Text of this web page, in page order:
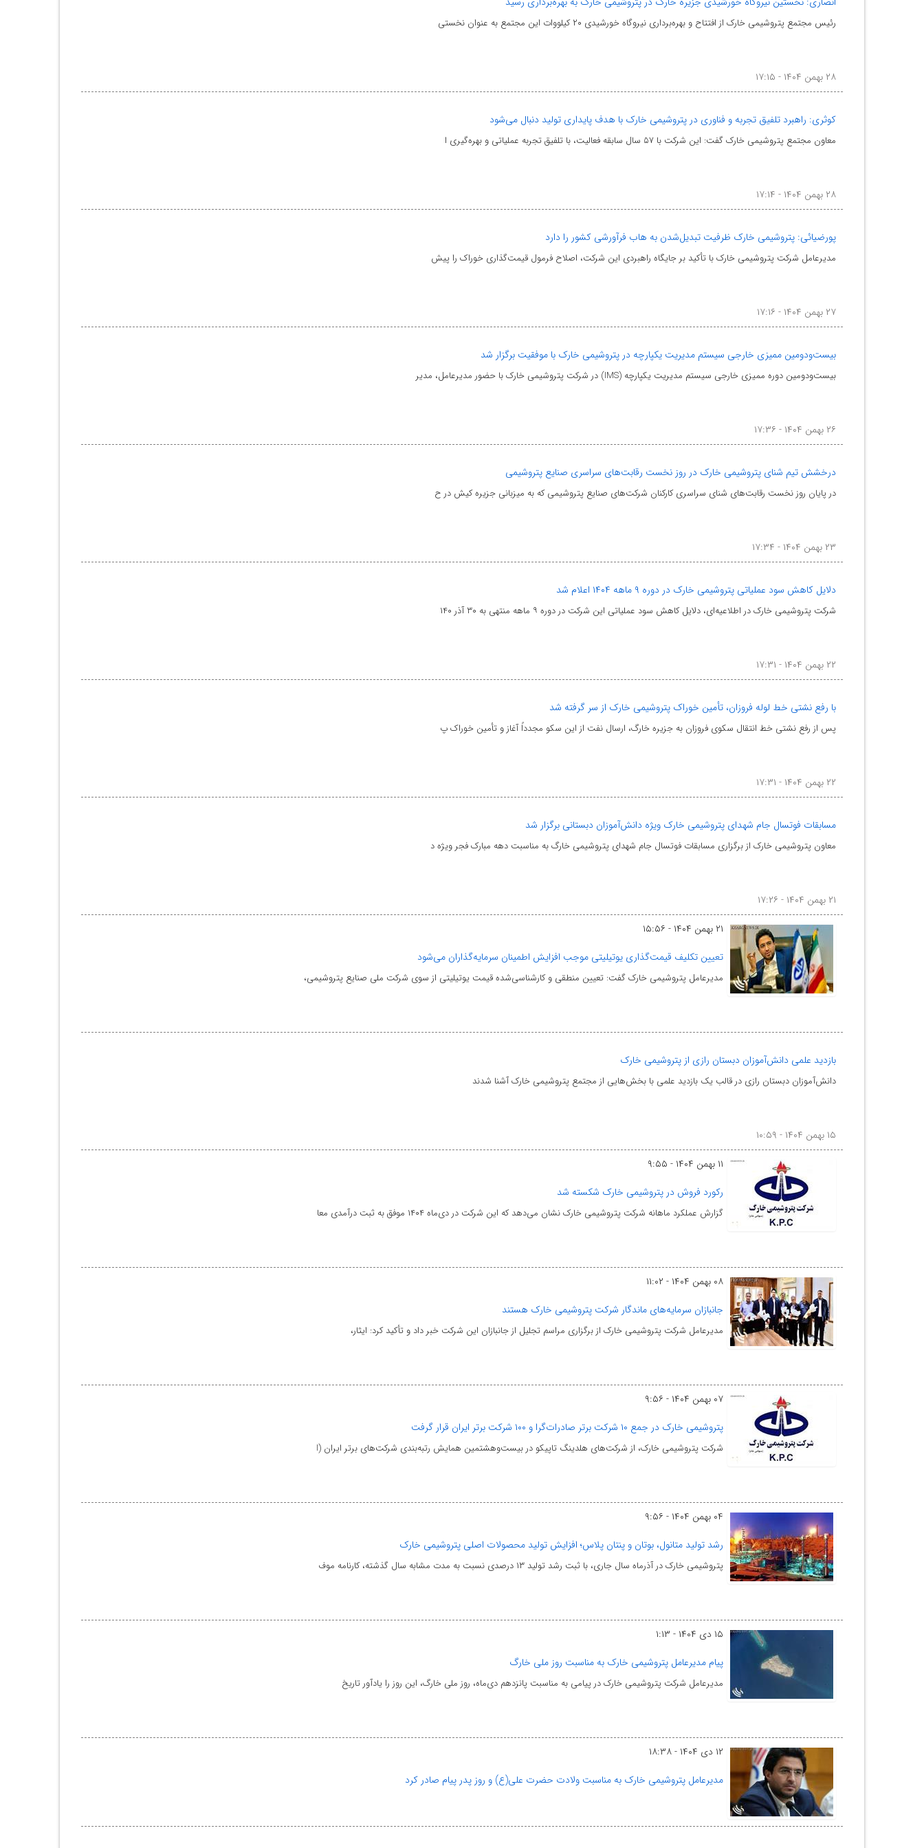
رئیس مجتمع پتروشیمی خارک از افتتاح و بهره‌برداری نیروگاه خورشیدی ۲۰ کیلووات این مجتمع به عنوان نخستی
۲۸ بهمن ۱۴۰۴ - ۱۷:۱۵
کوثری: راهبرد تلفیق تجربه و فناوری در پتروشیمی خارک با هدف پایداری تولید دنبال می‌شود
معاون مجتمع پتروشیمی خارک گفت: این شرکت با ۵۷ سال سابقه فعالیت، با تلفیق تجربه عملیاتی و بهره‌گیری ا
۲۸ بهمن ۱۴۰۴ - ۱۷:۱۴
پورضیائی: پتروشیمی خارک ظرفیت تبدیل‌شدن به هاب فرآورشی کشور را دارد
مدیرعامل شرکت پتروشیمی خارک با تأکید بر جایگاه راهبردی این شرکت، اصلاح فرمول قیمت‌گذاری خوراک را پیش
۲۷ بهمن ۱۴۰۴ - ۱۷:۱۶
بیست‌ودومین ممیزی خارجی سیستم مدیریت یکپارچه در پتروشیمی خارک با موفقیت برگزار شد
بیست‌ودومین دوره ممیزی خارجی سیستم مدیریت یکپارچه (IMS) در شرکت پتروشیمی خارک با حضور مدیرعامل، مدیر
۲۶ بهمن ۱۴۰۴ - ۱۷:۳۶
درخشش تیم شنای پتروشیمی خارک در روز نخست رقابت‌های سراسری صنایع پتروشیمی
در پایان روز نخست رقابت‌های شنای سراسری کارکنان شرکت‌های صنایع پتروشیمی که به میزبانی جزیره کیش در ح
۲۳ بهمن ۱۴۰۴ - ۱۷:۳۴
دلایل کاهش سود عملیاتی پتروشیمی خارک در دوره ۹ ماهه ۱۴۰۴ اعلام شد
شرکت پتروشیمی خارک در اطلاعیه‌ای، دلایل کاهش سود عملیاتی این شرکت در دوره ۹ ماهه منتهی به ۳۰ آذر ۱۴۰
۲۲ بهمن ۱۴۰۴ - ۱۷:۳۱
با رفع نشتی خط لوله فروزان، تأمین خوراک پتروشیمی خارک از سر گرفته شد
پس از رفع نشتی خط انتقال سکوی فروزان به جزیره خارگ، ارسال نفت از این سکو مجدداً آغاز و تأمین خوراک پ
۲۲ بهمن ۱۴۰۴ - ۱۷:۳۱
مسابقات فوتسال جام شهدای پتروشیمی خارک ویژه دانش‌آموزان دبستانی برگزار شد
معاون پتروشیمی خارک از برگزاری مسابقات فوتسال جام شهدای پتروشیمی خارگ به مناسبت دهه مبارک فجر ویژه د
۲۱ بهمن ۱۴۰۴ - ۱۷:۲۶
۲۱ بهمن ۱۴۰۴ - ۱۵:۵۶
تعیین تکلیف قیمت‌گذاری یوتیلیتی موجب افزایش اطمینان سرمایه‌گذاران می‌شود
مدیرعامل پتروشیمی خارک گفت: تعیین منطقی و کارشناسی‌شده قیمت یوتیلیتی از سوی شرکت ملی صنایع پتروشیمی،
بازدید علمی دانش‌آموزان دبستان رازی از پتروشیمی خارک
دانش‌آموزان دبستان رازی در قالب یک بازدید علمی با بخش‌هایی از مجتمع پتروشیمی خارک آشنا شدند
۱۵ بهمن ۱۴۰۴ - ۱۰:۵۹
۱۱ بهمن ۱۴۰۴ - ۹:۵۵
رکورد فروش در پتروشیمی خارک شکسته شد
گزارش عملکرد ماهانه شرکت پتروشیمی خارک نشان می‌دهد که این شرکت در دی‌ماه ۱۴۰۴ موفق به ثبت درآمدی معا
۰۸ بهمن ۱۴۰۴ - ۱۱:۰۲
جانبازان سرمایه‌های ماندگار شرکت پتروشیمی خارک هستند
مدیرعامل شرکت پتروشیمی خارک از برگزاری مراسم تجلیل از جانبازان این شرکت خبر داد و تأکید کرد: ایثار،
۰۷ بهمن ۱۴۰۴ - ۹:۵۶
پتروشیمی خارک در جمع ۱۰ شرکت برتر صادرات‌گرا و ۱۰۰ شرکت برتر ایران قرار گرفت
شرکت پتروشیمی خارک، از شرکت‌های هلدینگ تاپیکو در بیست‌وهشتمین همایش رتبه‌بندی شرکت‌های برتر ایران (I
۰۴ بهمن ۱۴۰۴ - ۹:۵۶
رشد تولید متانول، بوتان و پنتان پلاس؛ افزایش تولید محصولات اصلی پتروشیمی خارک
پتروشیمی خارک در آذرماه سال جاری، با ثبت رشد تولید ۱۳ درصدی نسبت به مدت مشابه سال گذشته، کارنامه موف
۱۵ دی ۱۴۰۴ - ۱:۱۳
پیام مدیرعامل پتروشیمی خارک به مناسبت روز ملی خارگ
مدیرعامل شرکت پتروشیمی خارک در پیامی به مناسبت پانزدهم دی‌ماه، روز ملی خارگ، این روز را یادآور تاریخ
۱۲ دی ۱۴۰۴ - ۱۸:۳۸
مدیرعامل پتروشیمی خارک به مناسبت ولادت حضرت علی(ع) و روز پدر پیام صادر کرد